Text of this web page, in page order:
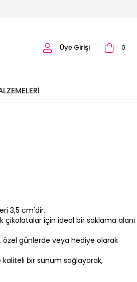
0
Üye Girişi
3,5 cm'dir.
için ideal bir saklama alanı
özel günlerde veya hediye olarak
kaliteli bir sunum sağlayarak,